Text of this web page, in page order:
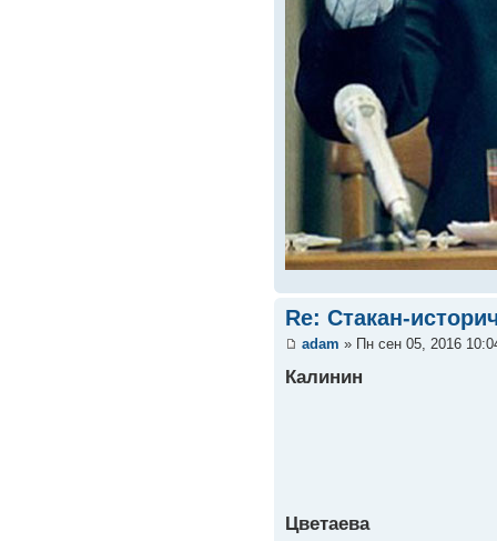
Re: Стакан-
adam » Пн сен 05, 2016
Калинин
Цветаева